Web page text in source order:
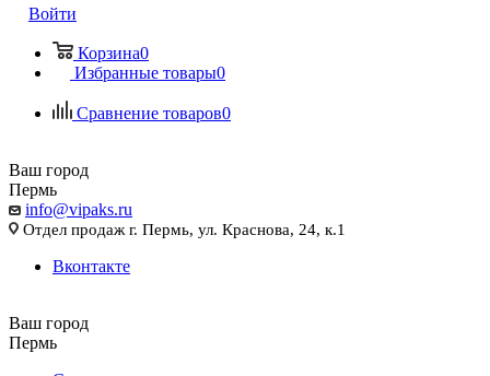
Войти
Корзина0
Избранные товары0
Сравнение товаров0
Ваш город
Пермь
info@vipaks.ru
Отдел продаж г. Пермь, ул. Краснова, 24, к.1
Вконтакте
Ваш город
Пермь